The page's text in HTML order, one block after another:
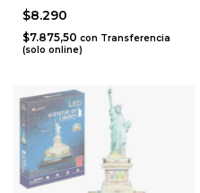
$8.290
$7.875,50 con Transferencia
(solo online)